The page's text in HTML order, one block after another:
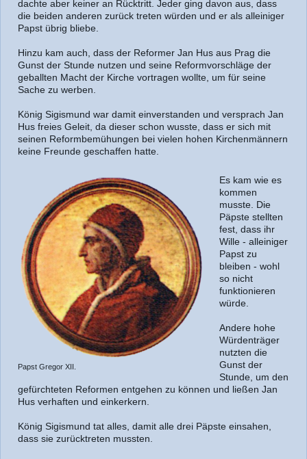
dachte aber keiner an Rücktritt. Jeder ging davon aus, dass
die beiden anderen zurück treten würden und er als alleiniger
Papst übrig bliebe.
Hinzu kam auch, dass der Reformer Jan Hus aus Prag die
Gunst der Stunde nutzen und seine Reformvorschläge der
geballten Macht der Kirche vortragen wollte, um für seine
Sache zu werben.
König Sigismund war damit einverstanden und versprach Jan
Hus freies Geleit, da dieser schon wusste, dass er sich mit
seinen Reformbemühungen bei vielen hohen Kirchenmännern
keine Freunde geschaffen hatte.
Papst Gregor XII.
Es kam wie es
kommen
musste. Die
Päpste stellten
fest, dass ihr
Wille - alleiniger
Papst zu
bleiben - wohl
so nicht
funktionieren
würde.
Andere hohe
Würdenträger
nutzten die
Gunst der
Stunde, um den
gefürchteten Reformen entgehen zu können und ließen Jan
Hus verhaften und einkerkern.
König Sigismund tat alles, damit alle drei Päpste einsahen,
dass sie zurücktreten mussten.